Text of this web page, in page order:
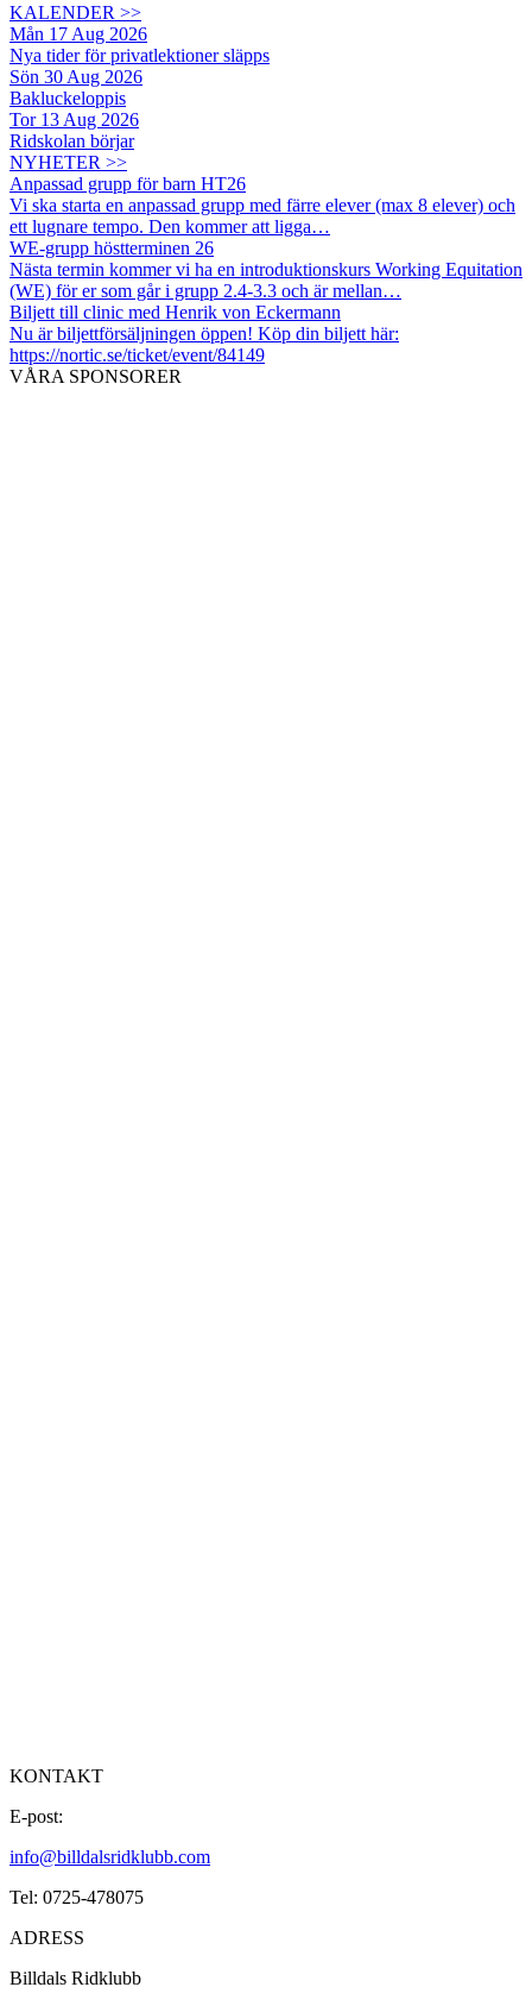
KALENDER >>
Mån 17 Aug 2026
Nya tider för privatlektioner släpps
Sön 30 Aug 2026
Bakluckeloppis
Tor 13 Aug 2026
Ridskolan börjar
NYHETER >>
Anpassad grupp för barn HT26
Vi ska starta en anpassad grupp med färre elever (max 8 elever) och
ett lugnare tempo. Den kommer att ligga…
WE-grupp höstterminen 26
Nästa termin kommer vi ha en introduktionskurs Working Equitation
(WE) för er som går i grupp 2.4-3.3 och är mellan…
Biljett till clinic med Henrik von Eckermann
Nu är biljettförsäljningen öppen! Köp din biljett här:
https://nortic.se/ticket/event/84149
VÅRA SPONSORER
KONTAKT
E-post:
info@billdalsridklubb.com
Tel: 0725-478075
ADRESS
Billdals Ridklubb